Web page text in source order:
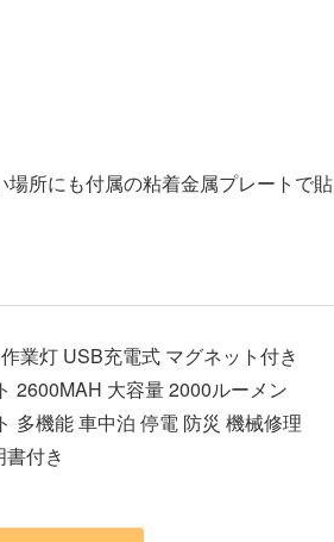
所にも付属の粘着金属プレートで貼
業灯 USB充電式 マグネット付き
2600MAH 大容量 2000ルーメン
多機能 車中泊 停電 防災 機械修理
付き